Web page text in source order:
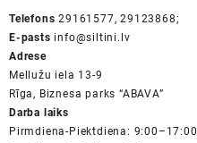
Telefons 29161577, 29123868;
E-pasts info@siltini.lv
Adrese
Mellužu iela 13-9
Rīga, Biznesa parks “ABAVA”
Darba laiks
Pirmdiena-Piektdiena: 9:00–17:00